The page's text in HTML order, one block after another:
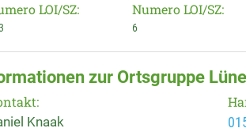
LOI/SZ: Numero LOI/SZ:
6
zur Ortsgruppe
Knaak